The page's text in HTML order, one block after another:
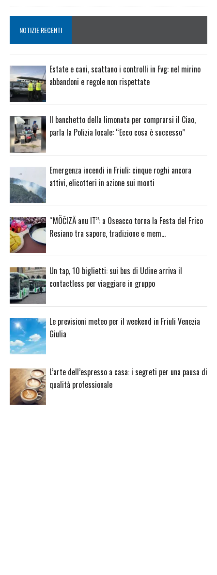
NOTIZIE RECENTI
Estate e cani, scattano i controlli in Fvg: nel mirino
abbandoni e regole non rispettate
Il banchetto della limonata per comprarsi il Ciao,
parla la Polizia locale: “Ecco cosa è successo”
Emergenza incendi in Friuli: cinque roghi ancora
attivi, elicotteri in azione sui monti
“MÖČIZÄ anu IT”: a Oseacco torna la Festa del Frico
Resiano tra sapore, tradizione e mem…
Un tap, 10 biglietti: sui bus di Udine arriva il
contactless per viaggiare in gruppo
Le previsioni meteo per il weekend in Friuli Venezia
Giulia
L’arte dell’espresso a casa: i segreti per una pausa di
qualità professionale